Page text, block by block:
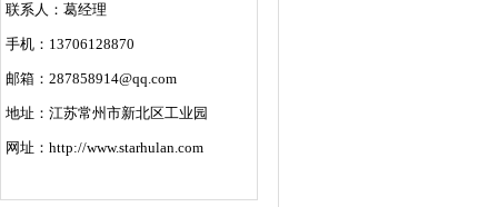
联系人：葛经理
手机：13706128870
邮箱：287858914@qq.com
地址：江苏常州市新北区工业园
网址：http://www.starhulan.com